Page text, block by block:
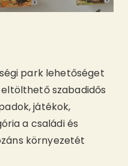
park lehetőséget
szabadidős
játékok,
a családi és
környezetét